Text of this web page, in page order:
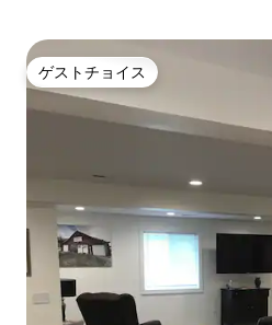
ゲストチョイス
ゲストチョイス